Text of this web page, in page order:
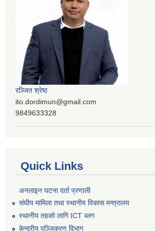
रञ्‍जित श्रेष्ठ
ito.dordimun@gmail.com
9849633328
Quick Links
अनलाइन घटना दर्ता प्रणाली
संघीय मामिला तथा स्थानीय विकास मन्त्रालय
स्थानीय तहको लागि ICT ब्लग
केन्द्रीय पञ्जिकरण विभाग